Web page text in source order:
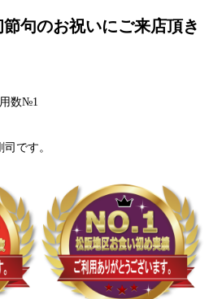
節句のお祝いにご来店頂き
数№1
です。